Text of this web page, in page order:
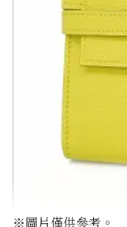
※圖片僅供參考。